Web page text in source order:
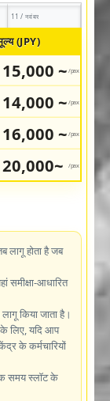
11 / नवंबर
(JPY)
15,000 ~ /pax
14,000 ~ /pax
16,000 ~ /pax
20,000~ /pax
लागू होता है जब
समीक्षा-आधारित
किया जाता है।
के लिए, यदि आप
के कर्मचारियों
समय स्लॉट के